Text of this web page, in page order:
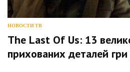
НОВОСТИ ТВ
The Last Of Us: 13
прихованих деталей гри